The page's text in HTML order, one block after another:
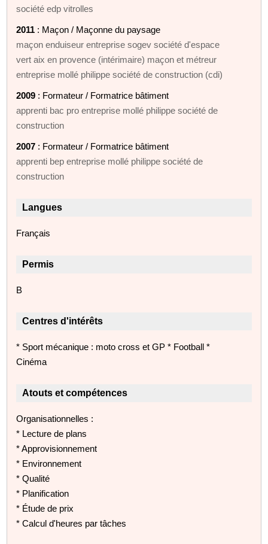
société edp vitrolles
2011 : Maçon / Maçonne du paysage
maçon enduiseur entreprise sogev société d'espace
vert aix en provence (intérimaire) maçon et métreur
entreprise mollé philippe société de construction (cdi)
2009 : Formateur / Formatrice bâtiment
apprenti bac pro entreprise mollé philippe société de
construction
2007 : Formateur / Formatrice bâtiment
apprenti bep entreprise mollé philippe société de
construction
Langues
Français
Permis
B
Centres d'intérêts
* Sport mécanique : moto cross et GP * Football *
Cinéma
Atouts et compétences
Organisationnelles :
* Lecture de plans
* Approvisionnement
* Environnement
* Qualité
* Planification
* Étude de prix
* Calcul d'heures par tâches